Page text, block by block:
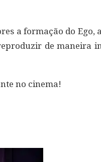
a formação do Ego,
de maneira
no cinema!